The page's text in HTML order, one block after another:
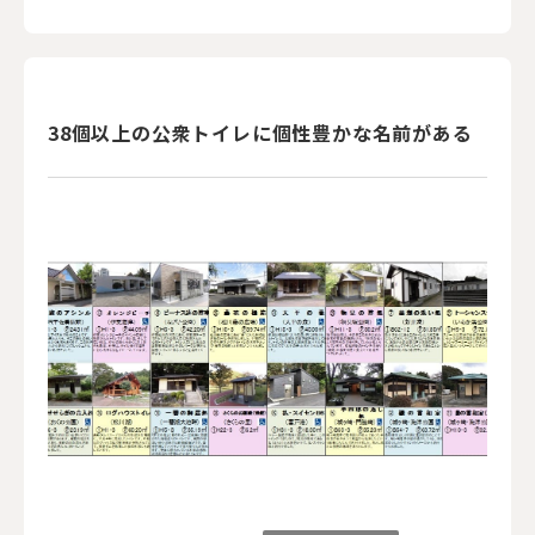
38個以上の公衆トイレに個性豊かな名前がある